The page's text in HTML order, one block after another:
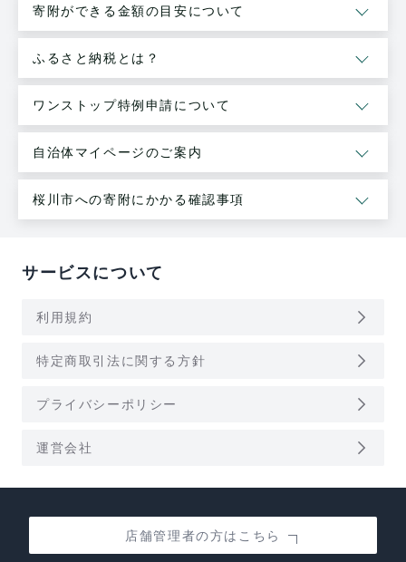
寄附ができる金額の目安について
ふるさと納税とは？
ワンストップ特例申請について
自治体マイページのご案内
桜川市への寄附にかかる確認事項
サービスについて
利用規約 arrow_forward_ios
特定商取引法に関する方針 arrow_forward_ios
プライバシーポリシー arrow_forward_ios
運営会社 arrow_forward_ios
店舗管理者の方はこちら